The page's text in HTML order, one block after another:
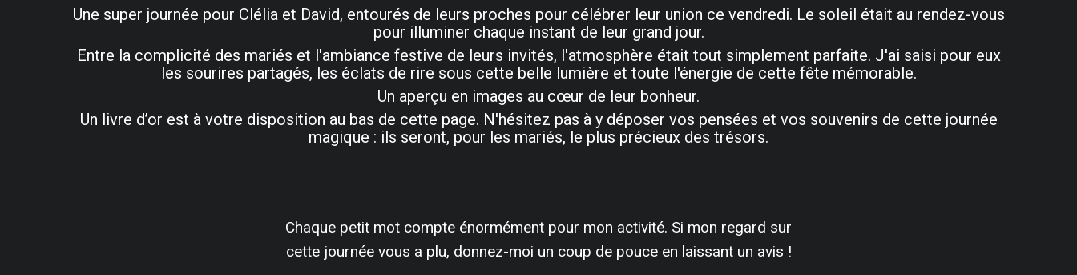
Une super journée pour Clélia et David, entourés de leurs proches pour célébrer leur union ce vendredi. Le soleil était au rendez-vous
pour illuminer chaque instant de leur grand jour.
Entre la complicité des mariés et l'ambiance festive de leurs invités, l'atmosphère était tout simplement parfaite. J'ai saisi pour eux
les sourires partagés, les éclats de rire sous cette belle lumière et toute l'énergie de cette fête mémorable.
Un aperçu en images au cœur de leur bonheur.
Un livre d’or est à votre disposition au bas de cette page. N'hésitez pas à y déposer vos pensées et vos souvenirs de cette journée
magique : ils seront, pour les mariés, le plus précieux des trésors.
Chaque petit mot compte énormément pour mon activité. Si mon regard sur
cette journée vous a plu, donnez-moi un coup de pouce en laissant un avis !